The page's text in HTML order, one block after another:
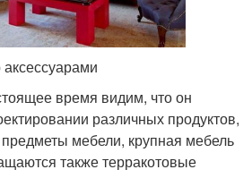
время видим, что он
различных продуктов,
мебели, крупная мебель
также терракотовые